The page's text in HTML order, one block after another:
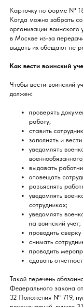
Карточку по форме №
Когда можно забрать
организации воинского
в Москве из-за
выдать их обещают не
Как вести воинский
Чтобы вести воинский
должен:
проверять
работу;
ставить
заполнять и
уведомлять
выдавать
оповещать
разъяснять
уведомлять
сотрудниках;
уведомлять
на воинский учет;
проводить
снимать
проводить
сдавать
Такой перечень
Федерального закона
32 Положения № 719,